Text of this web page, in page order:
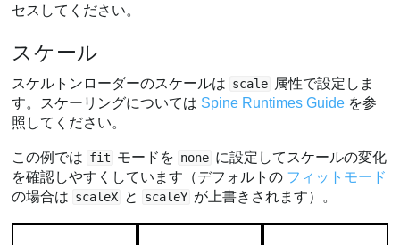
セスしてください。
スケール
スケルトンローダーのスケールは scale 属性で設定しま
す。スケーリングについては Spine Runtimes Guide を参
照してください。
この例では fit モードを none に設定してスケールの変化
を確認しやすくしています（デフォルトの フィットモード
の場合は scaleX と scaleY が上書きされます）。